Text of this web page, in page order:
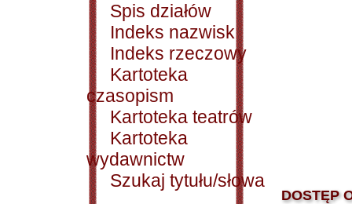
Spis działów
Indeks nazwisk
Indeks rzeczowy
Kartoteka
czasopism
Kartoteka teatrów
Kartoteka
wydawnictw
Szukaj tytułu/słowa
DOSTĘP